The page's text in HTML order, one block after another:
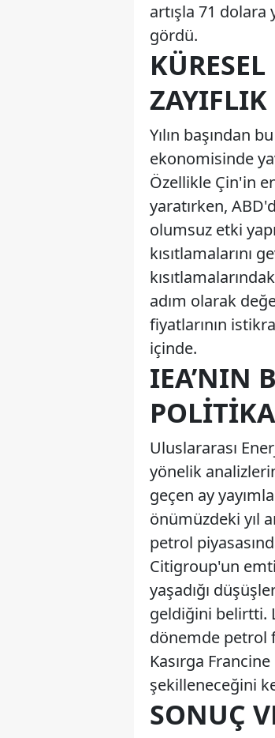
artışla 71 dolara
gördü.
ZAYIFLIK
Yılın başından
ekonomisinde
Özellikle Çin'in
yaratırken,
olumsuz etki
kısıtlamalarını
adım olarak
fiyatlarının
içinde.
IEA’NIN
Uluslararası
yönelik
geçen ay
önümüzdeki yıl
petrol
Citigroup'un
yaşadığı
geldiğini belirtti.
dönemde petrol
Kasırga
şekilleneceğini
SONUÇ